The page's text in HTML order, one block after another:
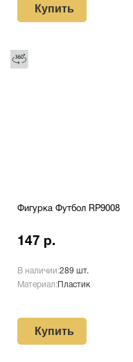
Купить
Фигурка Футбол RP9008
147 р.
В наличии:289 шт.
Материал: Пластик
Купить